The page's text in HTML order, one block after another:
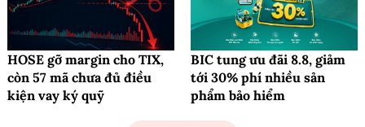
HOSE gỡ margin cho TIX,
còn 57 mã chưa đủ điều
kiện vay ký quỹ
BIC tung ưu đãi 8.8, giảm
tới 30% phí nhiều sản
phẩm bảo hiểm